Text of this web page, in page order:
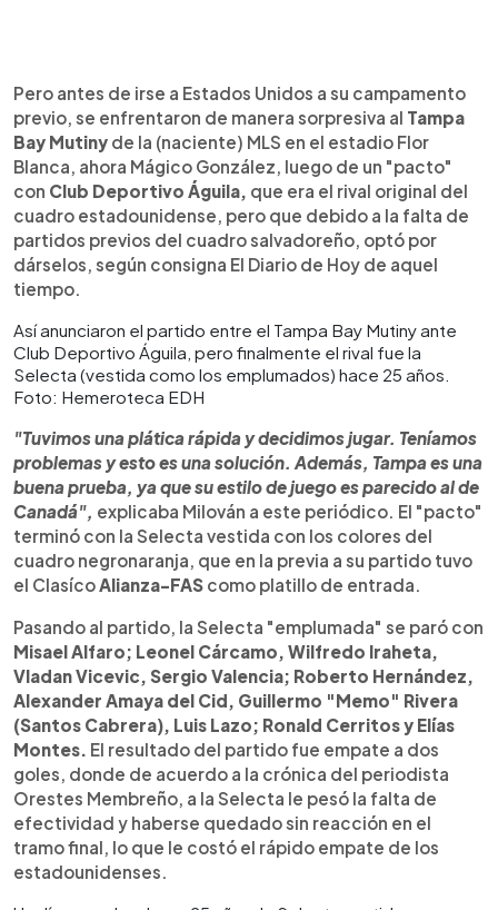
Pero antes de irse a Estados Unidos a su campamento
previo, se enfrentaron de manera sorpresiva al Tampa
Bay Mutiny de la (naciente) MLS en el estadio Flor
Blanca, ahora Mágico González, luego de un "pacto"
con Club Deportivo Águila, que era el rival original del
cuadro estadounidense, pero que debido a la falta de
partidos previos del cuadro salvadoreño, optó por
dárselos, según consigna El Diario de Hoy de aquel
tiempo.
Así anunciaron el partido entre el Tampa Bay Mutiny ante
Club Deportivo Águila, pero finalmente el rival fue la
Selecta (vestida como los emplumados) hace 25 años.
Foto: Hemeroteca EDH
"Tuvimos una plática rápida y decidimos jugar. Teníamos
problemas y esto es una solución. Además, Tampa es una
buena prueba, ya que su estilo de juego es parecido al de
Canadá", explicaba Milován a este periódico. El "pacto"
terminó con la Selecta vestida con los colores del
cuadro negronaranja, que en la previa a su partido tuvo
el ClasícoAlianza-FAS como platillo de entrada.
Pasando al partido, la Selecta "emplumada" se paró con
Misael Alfaro; Leonel Cárcamo, Wilfredo Iraheta,
Vladan Vicevic, Sergio Valencia; Roberto Hernández,
Alexander Amaya del Cid, Guillermo "Memo" Rivera
(Santos Cabrera), Luis Lazo; Ronald Cerritos y Elías
Montes. El resultado del partido fue empate a dos
goles, donde de acuerdo a la crónica del periodista
Orestes Membreño, a la Selecta le pesó la falta de
efectividad y haberse quedado sin reacción en el
tramo final, lo que le costó el rápido empate de los
estadounidenses.